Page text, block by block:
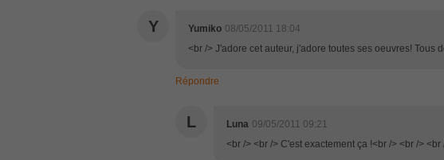
Y Yumiko 08/05/2011 18:04
<br /> J'adore cet auteur, j'adore toutes ses oeuvres! Tous
Répondre
L Luna 09/05/2011 09:21
<br /> <br /> C'est exactement ça !<br /> <br /> <br